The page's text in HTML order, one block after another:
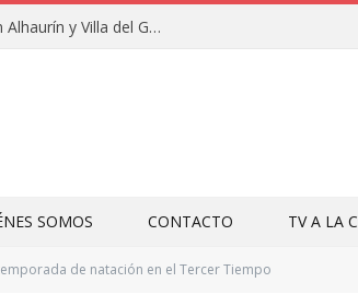
Clausuras de los campamentos de verano en Alhaurín y Villa del Guadalhorce 2026
SOMOS CONTACTO TV A LA
de natación en el Tercer Tiempo